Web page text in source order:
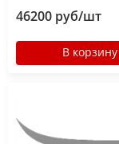
46200 руб/шт
В корзину